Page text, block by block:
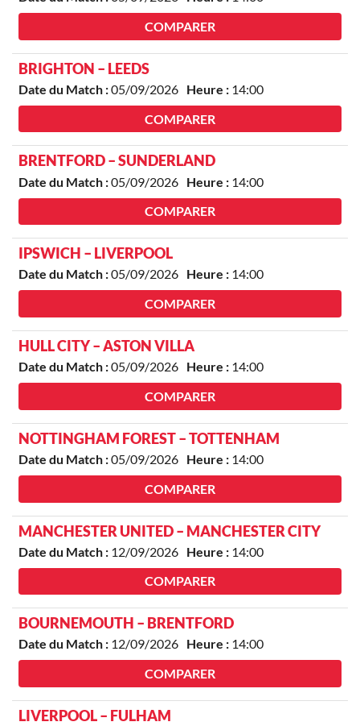
COMPARER
BRIGHTON – LEEDS
Date du Match :05/09/2026 Heure : 14:00
COMPARER
BRENTFORD – SUNDERLAND
Date du Match :05/09/2026 Heure : 14:00
COMPARER
IPSWICH – LIVERPOOL
Date du Match :05/09/2026 Heure : 14:00
COMPARER
HULL CITY – ASTON VILLA
Date du Match :05/09/2026 Heure : 14:00
COMPARER
NOTTINGHAM FOREST – TOTTENHAM
Date du Match :05/09/2026 Heure : 14:00
COMPARER
MANCHESTER UNITED – MANCHESTER CITY
Date du Match : 12/09/2026 Heure : 14:00
COMPARER
BOURNEMOUTH – BRENTFORD
Date du Match : 12/09/2026 Heure : 14:00
COMPARER
LIVERPOOL – FULHAM